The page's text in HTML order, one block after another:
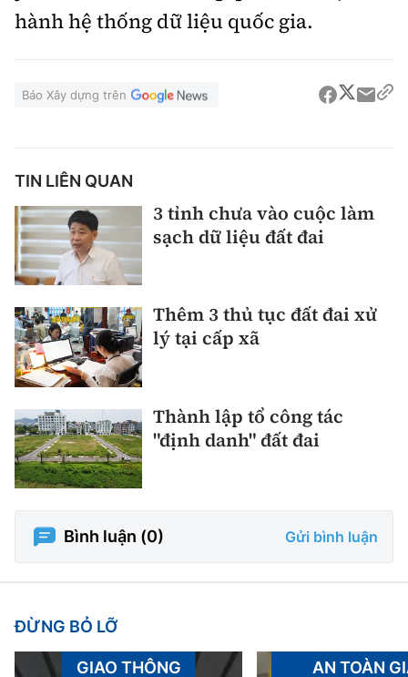
hành hệ thống dữ liệu quốc gia.
Báo Xây dựng trên
TIN LIÊN QUAN
3 tỉnh chưa vào cuộc làm
sạch dữ liệu đất đai
Thêm 3 thủ tục đất đai xử
lý tại cấp xã
Thành lập tổ công tác
"định danh" đất đai
Bình luận (0) Gửi bình luận
ĐỪNG BỎ LỠ
GIAO THÔNG AN TOÀN